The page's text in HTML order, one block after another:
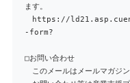
ます。
https://
-form?
□お問い合わせ
このメールはメールマガジン